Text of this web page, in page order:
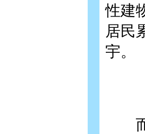
性建
居民
宇。
而